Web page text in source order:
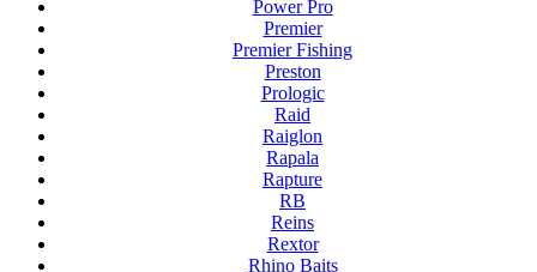
Power Pro
Premier
Premier Fishing
Preston
Prologic
Raid
Raiglon
Rapala
Rapture
RB
Reins
Rextor
Rhino Baits